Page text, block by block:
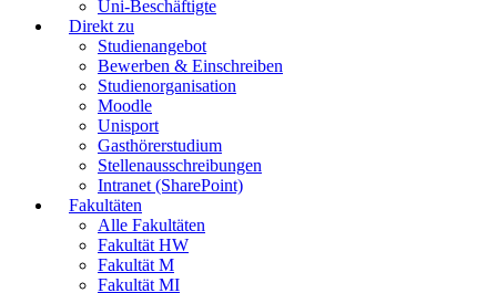
Uni-Beschäftigte
Direkt zu
Studienangebot
Bewerben & Einschreiben
Studienorganisation
Moodle
Unisport
Gasthörerstudium
Stellenausschreibungen
Intranet (SharePoint)
Fakultäten
Alle Fakultäten
Fakultät HW
Fakultät M
Fakultät MI